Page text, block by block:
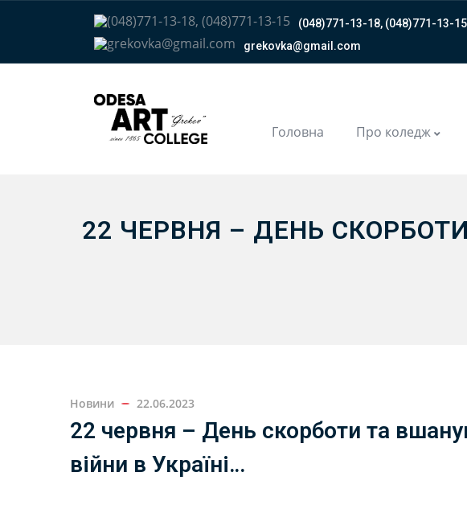
(048)771-13-18, (048)771-13-15
grekovka@gmail.сom
Головна Про коледж
22 ЧЕРВНЯ – ДЕНЬ
Новини 22.06.2023
22 червня – День скорботи та
війни в Україні…